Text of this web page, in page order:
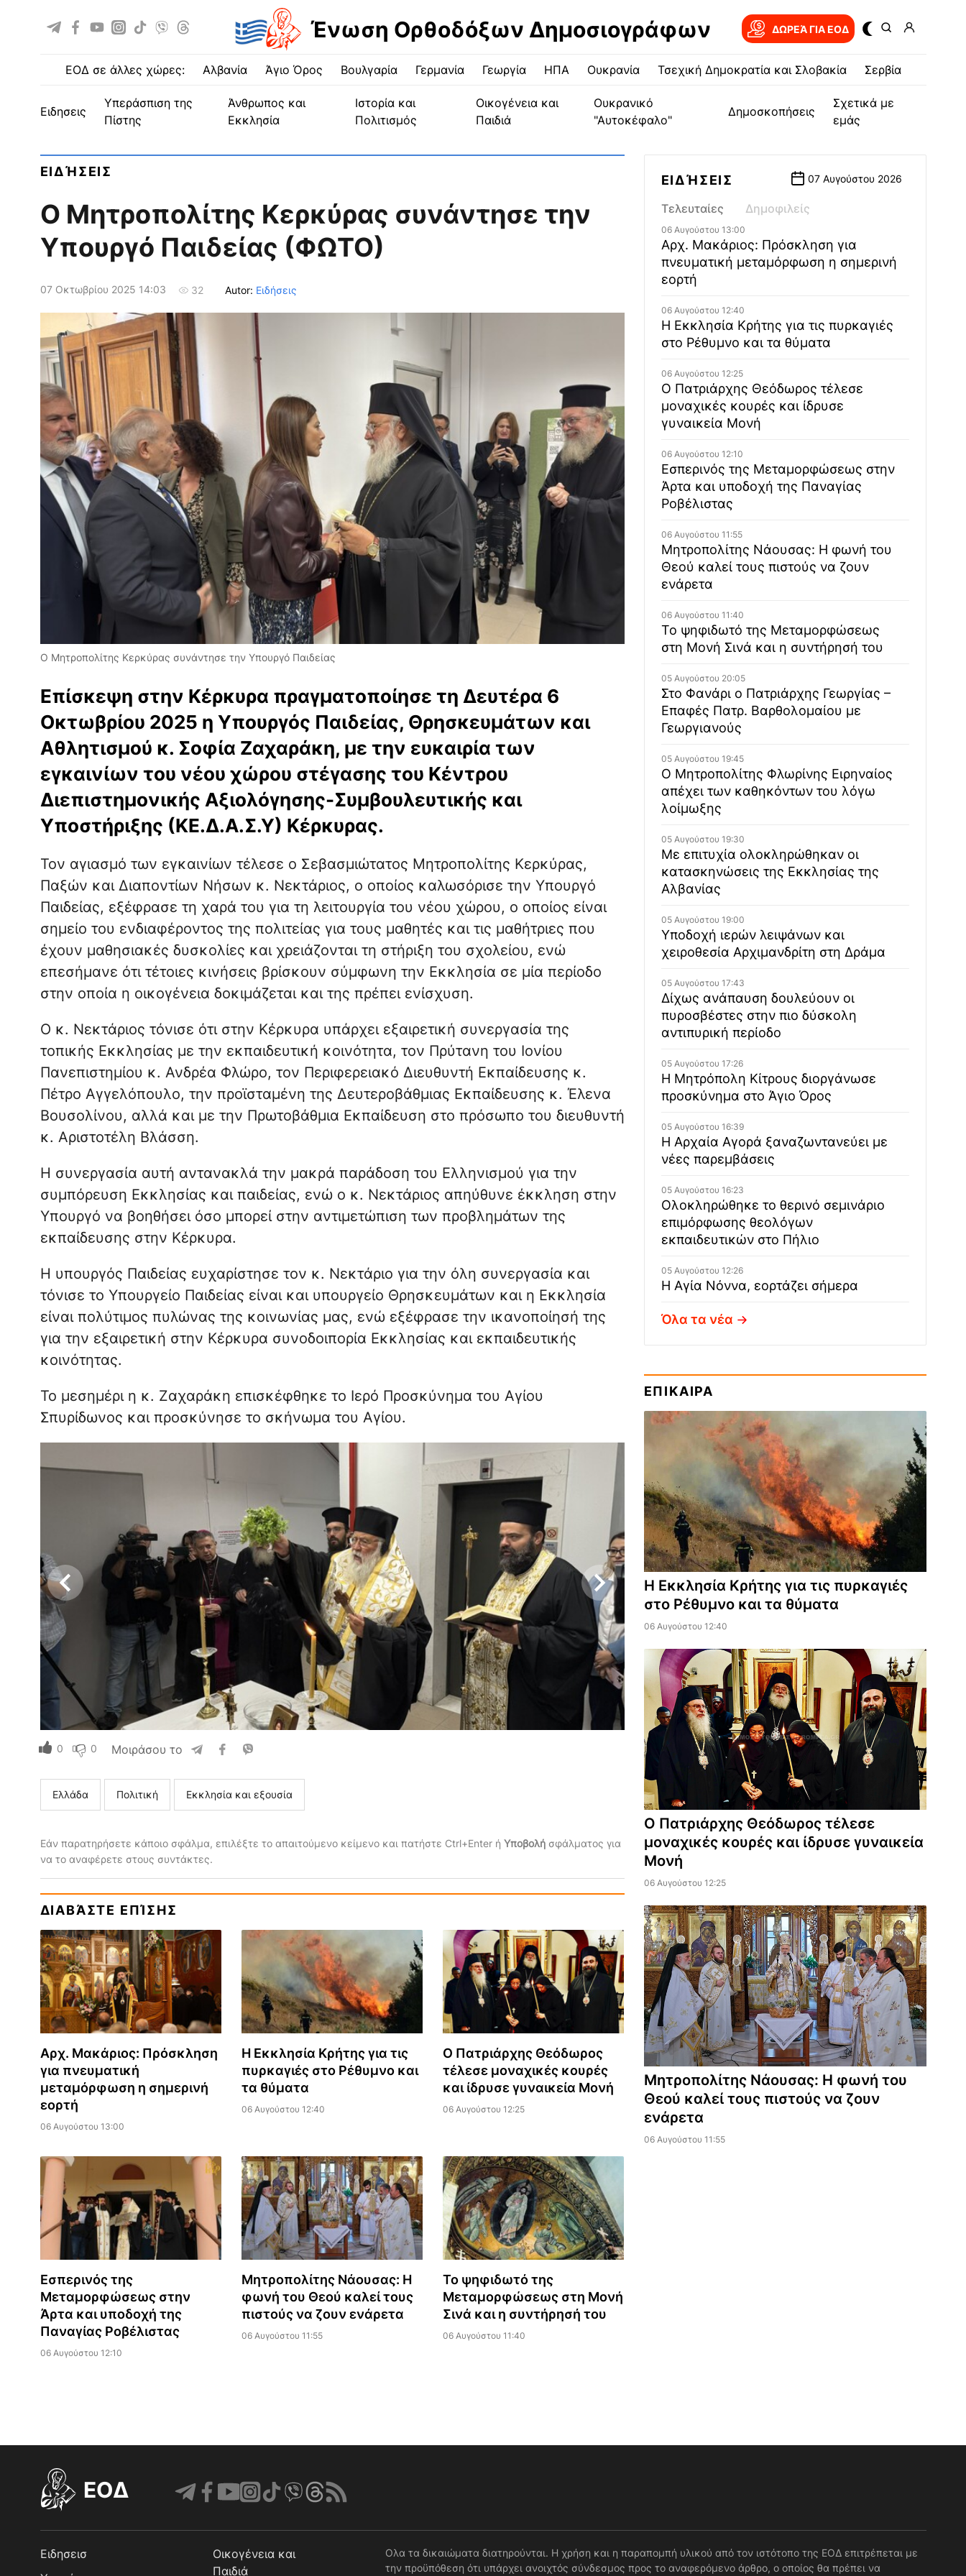
Ένωση Ορθοδόξων Δημοσιογράφων ΔΩΡΕΆ ΓΙΑ EOΔ
ΕΟΔ σε άλλες χώρες: Αλβανία Άγιο Όρος Βουλγαρία Γερμανία Γεωργία ΗΠΑ Ουκρανία Τσεχική Δημοκρατία και Σλοβακία Σερβία
ειδησεις
Υπεράσπιση της
Πίστης
Άνθρωπος και
Εκκλησία
Ιστορία και
Πολιτισμός
Οικογένεια και
Παιδιά
Ουκρανικό
"Αυτοκέφαλο"
Δημοσκοπήσεις
Σχετικά με
εμάς
ΕΙΔΉΣΕΙΣ
Ο Μητροπολίτης Κερκύρας συνάντησε την
Υπουργό Παιδείας (ΦΩΤΟ)
07 Οκτωβρίου 2025 14:03 32 Autor: Ειδήσεις
Ο Μητροπολίτης Κερκύρας συνάντησε την Υπουργό Παιδείας
Επίσκεψη στην Κέρκυρα πραγματοποίησε τη Δευτέρα 6
Οκτωβρίου 2025 η Υπουργός Παιδείας, Θρησκευμάτων και
Αθλητισμού κ. Σοφία Ζαχαράκη, με την ευκαιρία των
εγκαινίων του νέου χώρου στέγασης του Κέντρου
Διεπιστημονικής Αξιολόγησης-Συμβουλευτικής και
Υποστήριξης (ΚΕ.Δ.Α.Σ.Υ) Κέρκυρας.
Τον αγιασμό των εγκαινίων τέλεσε ο Σεβασμιώτατος Μητροπολίτης Κερκύρας,
Παξών και Διαποντίων Νήσων κ. Νεκτάριος, ο οποίος καλωσόρισε την Υπουργό
Παιδείας, εξέφρασε τη χαρά του για τη λειτουργία του νέου χώρου, ο οποίος είναι
σημείο του ενδιαφέροντος της πολιτείας για τους μαθητές και τις μαθήτριες που
έχουν μαθησιακές δυσκολίες και χρειάζονται τη στήριξη του σχολείου, ενώ
επεσήμανε ότι τέτοιες κινήσεις βρίσκουν σύμφωνη την Εκκλησία σε μία περίοδο
στην οποία η οικογένεια δοκιμάζεται και της πρέπει ενίσχυση.
Ο κ. Νεκτάριος τόνισε ότι στην Κέρκυρα υπάρχει εξαιρετική συνεργασία της
τοπικής Εκκλησίας με την εκπαιδευτική κοινότητα, τον Πρύτανη του Ιονίου
Πανεπιστημίου κ. Ανδρέα Φλώρο, τον Περιφερειακό Διευθυντή Εκπαίδευσης κ.
Πέτρο Αγγελόπουλο, την προϊσταμένη της Δευτεροβάθμιας Εκπαίδευσης κ. Έλενα
Βουσολίνου, αλλά και με την Πρωτοβάθμια Εκπαίδευση στο πρόσωπο του διευθυντή
κ. Αριστοτέλη Βλάσση.
Η συνεργασία αυτή αντανακλά την μακρά παράδοση του Ελληνισμού για την
συμπόρευση Εκκλησίας και παιδείας, ενώ ο κ. Νεκτάριος απηύθυνε έκκληση στην
Υπουργό να βοηθήσει όσο μπορεί στην αντιμετώπιση των προβλημάτων της
εκπαίδευσης στην Κέρκυρα.
Η υπουργός Παιδείας ευχαρίστησε τον κ. Νεκτάριο για την όλη συνεργασία και
τόνισε το Υπουργείο Παιδείας είναι και υπουργείο Θρησκευμάτων και η Εκκλησία
είναι πολύτιμος πυλώνας της κοινωνίας μας, ενώ εξέφρασε την ικανοποίησή της
για την εξαιρετική στην Κέρκυρα συνοδοιπορία Εκκλησίας και εκπαιδευτικής
κοινότητας.
Το μεσημέρι η κ. Ζαχαράκη επισκέφθηκε το Ιερό Προσκύνημα του Αγίου
Σπυρίδωνος και προσκύνησε το σκήνωμα του Αγίου.
0 0 Μοιράσου το
Ελλάδα Πολιτική Εκκλησία και εξουσία
Εάν παρατηρήσετε κάποιο σφάλμα, επιλέξτε το απαιτούμενο κείμενο και πατήστε Ctrl+Enter ή Υποβολήσφάλματος για
να το αναφέρετε στους συντάκτες.
ΔΙΑΒΆΣΤΕ ΕΠΊΣΗΣ
Αρχ. Μακάριος: Πρόσκληση
για πνευματική
μεταμόρφωση η σημερινή
εορτή
06 Αυγούστου 13:00
Η Εκκλησία Κρήτης για τις
πυρκαγιές στο Ρέθυμνο και
τα θύματα
06 Αυγούστου 12:40
Ο Πατριάρχης Θεόδωρος
τέλεσε μοναχικές κουρές
και ίδρυσε γυναικεία Μονή
06 Αυγούστου 12:25
Εσπερινός της
Μεταμορφώσεως στην
Άρτα και υποδοχή της
Παναγίας Ροβέλιστας
06 Αυγούστου 12:10
Μητροπολίτης Νάουσας: Η
φωνή του Θεού καλεί τους
πιστούς να ζουν ενάρετα
06 Αυγούστου 11:55
Το ψηφιδωτό της
Μεταμορφώσεως στη Μονή
Σινά και η συντήρησή του
06 Αυγούστου 11:40
ΕΙΔΉΣΕΙΣ 07 Αυγούστου 2026
Τελευταίες Δημοφιλείς
06 Αυγούστου 13:00
Αρχ. Μακάριος: Πρόσκληση για
πνευματική μεταμόρφωση η σημερινή
εορτή
06 Αυγούστου 12:40
Η Εκκλησία Κρήτης για τις πυρκαγιές
στο Ρέθυμνο και τα θύματα
06 Αυγούστου 12:25
Ο Πατριάρχης Θεόδωρος τέλεσε
μοναχικές κουρές και ίδρυσε
γυναικεία Μονή
06 Αυγούστου 12:10
Εσπερινός της Μεταμορφώσεως στην
Άρτα και υποδοχή της Παναγίας
Ροβέλιστας
06 Αυγούστου 11:55
Μητροπολίτης Νάουσας: Η φωνή του
Θεού καλεί τους πιστούς να ζουν
ενάρετα
06 Αυγούστου 11:40
Το ψηφιδωτό της Μεταμορφώσεως
στη Μονή Σινά και η συντήρησή του
05 Αυγούστου 20:05
Στο Φανάρι ο Πατριάρχης Γεωργίας –
Επαφές Πατρ. Βαρθολομαίου με
Γεωργιανούς
05 Αυγούστου 19:45
Ο Μητροπολίτης Φλωρίνης Ειρηναίος
απέχει των καθηκόντων του λόγω
λοίμωξης
05 Αυγούστου 19:30
Με επιτυχία ολοκληρώθηκαν οι
κατασκηνώσεις της Εκκλησίας της
Αλβανίας
05 Αυγούστου 19:00
Υποδοχή ιερών λειψάνων και
χειροθεσία Αρχιμανδρίτη στη Δράμα
05 Αυγούστου 17:43
Δίχως ανάπαυση δουλεύουν οι
πυροσβέστες στην πιο δύσκολη
αντιπυρική περίοδο
05 Αυγούστου 17:26
Η Μητρόπολη Κίτρους διοργάνωσε
προσκύνημα στο Άγιο Όρος
05 Αυγούστου 16:39
Η Αρχαία Αγορά ξαναζωντανεύει με
νέες παρεμβάσεις
05 Αυγούστου 16:23
Ολοκληρώθηκε το θερινό σεμινάριο
επιμόρφωσης θεολόγων
εκπαιδευτικών στο Πήλιο
05 Αυγούστου 12:26
Η Αγία Νόννα, εορτάζει σήμερα
Όλα τα νέα
ΕΠΙΚΑΙΡΑ
Η Εκκλησία Κρήτης για τις πυρκαγιές
στο Ρέθυμνο και τα θύματα
06 Αυγούστου 12:40
Ο Πατριάρχης Θεόδωρος τέλεσε
μοναχικές κουρές και ίδρυσε γυναικεία
Μονή
06 Αυγούστου 12:25
Μητροπολίτης Νάουσας: Η φωνή του
Θεού καλεί τους πιστούς να ζουν
ενάρετα
06 Αυγούστου 11:55
EOΔ
Ειδησεισ
Οικογένεια και
Παιδιά
Ολα τα δικαιώματα διατηρούνται. Η χρήση και η παραπομπή υλικού από τον ιστότοπο της ΕΟΔ επιτρέπεται με
την προϋπόθεση ότι υπάρχει ανοιχτός σύνδεσμος προς το αναφερόμενο άρθρο, ο οποίος θα πρέπει να